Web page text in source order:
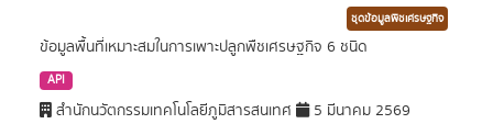
ชุดข้อมูลพืชเศรษฐกิจ
ข้อมูลพื้นที่เหมาะสมในการเพาะปลูกพืชเศรษฐกิจ 6 ชนิด
API
สำนักนวัตกรรมเทคโนโลยีภูมิสารสนเทศ 5 มีนาคม 2569